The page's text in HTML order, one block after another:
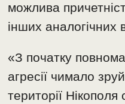
можлива
інших аналогічних
«З початку
агресії чимало
території